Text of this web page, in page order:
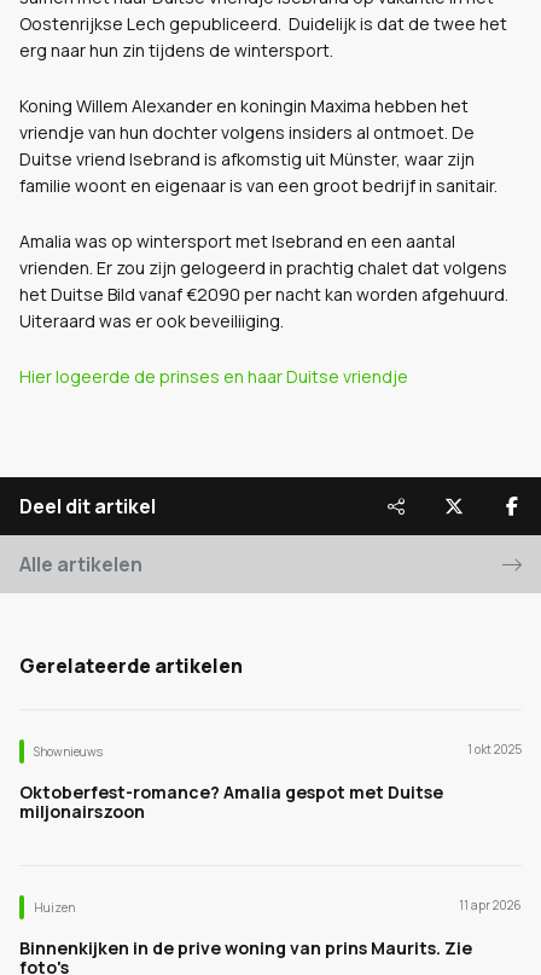
Oostenrijkse Lech gepubliceerd. Duidelijk is dat de twee het
erg naar hun zin tijdens de wintersport.
Koning Willem Alexander en koningin Maxima hebben het
vriendje van hun dochter volgens insiders al ontmoet. De
Duitse vriend Isebrand is afkomstig uit Münster, waar zijn
familie woont en eigenaar is van een groot bedrijf in sanitair.
Amalia was op wintersport met Isebrand en een aantal
vrienden. Er zou zijn gelogeerd in prachtig chalet dat volgens
het Duitse Bild vanaf €2090 per nacht kan worden afgehuurd.
Uiteraard was er ook beveiliiging.
Hier logeerde de prinses en haar Duitse vriendje
Deel dit artikel
Alle artikelen
Gerelateerde artikelen
Shownieuws 1 okt 2025
Oktoberfest-romance? Amalia gespot met Duitse
miljonairszoon
Huizen 11 apr 2026
Binnenkijken in de prive woning van prins Maurits. Zie
foto's